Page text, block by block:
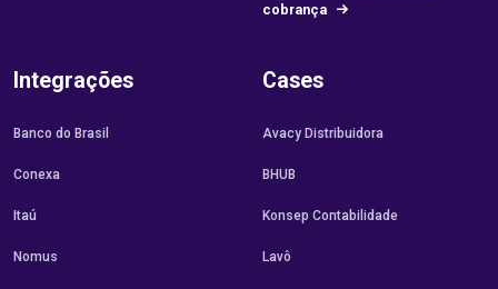
cobrança
Integrações
Banco do Brasil
Conexa
Itaú
Nomus
Cases
Avacy Distribuidora
BHUB
Konsep Contabilidade
Lavô